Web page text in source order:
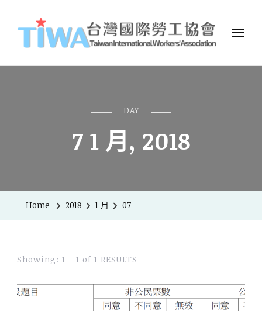
TIWA台灣國際勞工協會
台灣國際勞工協會（Taiwan International Workers
Association，簡稱TIWA），是全台第一個以國際移工為服務對象的
DAY
7 1 月, 2018
Home 2018 1 月 07
Showing: 1 - 1 of 1 RESULTS